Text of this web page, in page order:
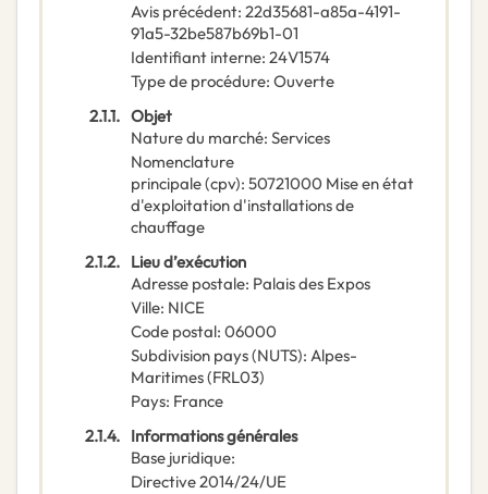
Avis précédent: 22d35681-a85a-4191-
91a5-32be587b69b1-01
Identifiant interne: 24V1574
Type de procédure: Ouverte
2.1.1. Objet
Nature du marché: Services
Nomenclature
principale(cpv): 50721000 Mise en état
d'exploitation d'installations de
chauffage
2.1.2. Lieu d’exécution
Adresse postale: Palais des Expos
Ville: NICE
Code postal: 06000
Subdivision pays (NUTS): Alpes-
Maritimes(FRL03)
Pays: France
2.1.4. Informations générales
Base juridique:
Directive 2014/24/UE